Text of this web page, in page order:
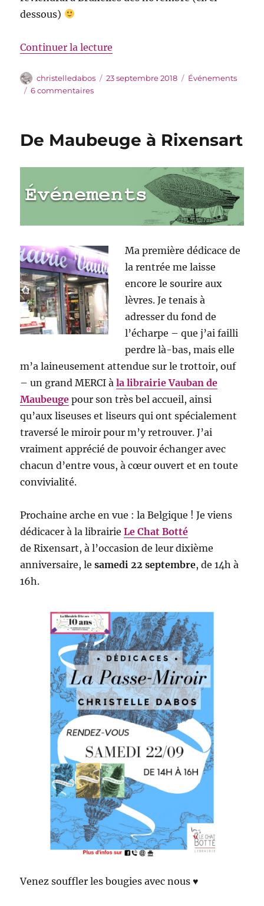
dessous)
Continuer la lecture
Auteur
christelledabos
Publié
23 septembre 2018 Catégories
Événements
6 commentairessur
l’infini
presque
De Maubeuge à Rixensart
Ma première dédicace de
la rentrée me laisse
encore le sourire aux
lèvres. Je tenais à
adresser du fond de
l’écharpe – que j’ai failli
perdre là-bas, mais elle
m’a laineusement attendue sur le trottoir, ouf
– un grand MERCI àla librairie Vauban de
Maubeuge pour son très bel accueil, ainsi
qu’aux liseuses et liseurs qui ont spécialement
traversé le miroir pour m’y retrouver. J’ai
vraiment apprécié de pouvoir échanger avec
chacun d’entre vous, à cœur ouvert et en toute
convivialité.
Prochaine arche en vue : la Belgique ! Je viens
dédicacer à la librairieLe Chat Botté
de Rixensart, à l’occasion de leur dixième
anniversaire, lesamedi 22 septembre, de 14h à
16h.
Venez souffler les bougies avec nous ♥